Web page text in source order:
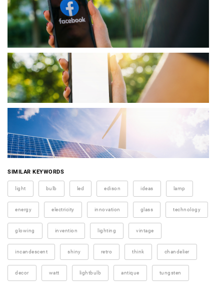
SIMILAR KEYWORDS
light bulb led edison ideas lamp
energy electricity innovation glass technology
glowing invention lighting vintage
incandescent shiny retro think chandelier
decor watt lightbulb antique tungsten